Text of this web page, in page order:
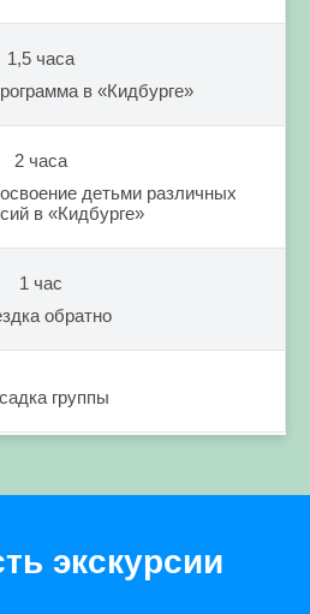
1,5 часа
в «Кидбурге»
2 часа
детьми различных
в «Кидбурге»
1 час
обратно
группы
экскурсии